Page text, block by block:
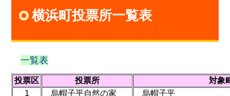
横浜町投票所一覧表
一覧表
投票区 投票所
対象
1
烏帽子平自然の家 烏帽子平